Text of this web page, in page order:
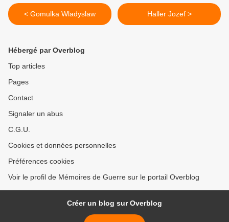
< Gomulka Wladyslaw Haller Jozef >
Hébergé par Overblog
Top articles
Pages
Contact
Signaler un abus
C.G.U.
Cookies et données personnelles
Préférences cookies
Voir le profil de Mémoires de Guerre sur le portail Overblog
Créer un blog sur Overblog